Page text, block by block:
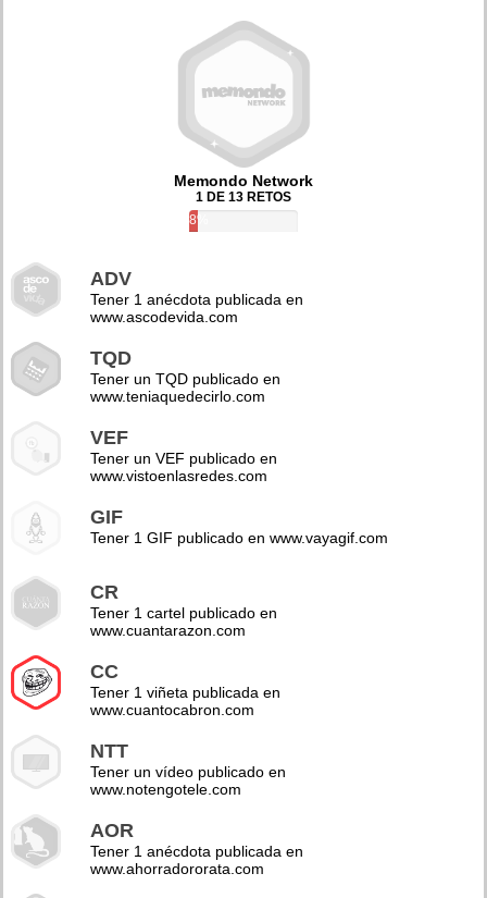
Memondo Network
1 DE 13 RETOS
8%
ADV
Tener 1 anécdota publicada en
www.ascodevida.com
TQD
Tener un TQD publicado en
www.teniaquedecirlo.com
VEF
Tener un VEF publicado en
www.vistoenlasredes.com
GIF
Tener 1 GIF publicado en www.vayagif.com
CR
Tener 1 cartel publicado en
www.cuantarazon.com
CC
Tener 1 viñeta publicada en
www.cuantocabron.com
NTT
Tener un vídeo publicado en
www.notengotele.com
AOR
Tener 1 anécdota publicada en
www.ahorradororata.com